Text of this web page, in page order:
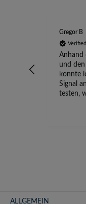
Gregor B
Anhand
und
konnte
Signal
testen,
der
ALLGEMEIN